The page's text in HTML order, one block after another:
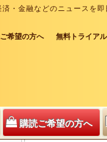
・金融などのニュースを
希望の方へ 無料トライア
購読ご希望の方へ